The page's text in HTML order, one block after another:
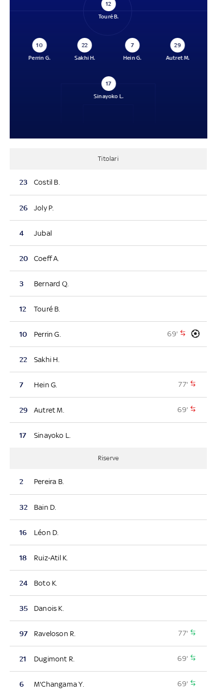
12
Touré B.
10
Perrin G.
22
Sakhi H.
7
Hein G.
29
Autret M.
17
Sinayoko L.
Titolari
23 Costil B.
26 Joly P.
4 Jubal
20 Coeff A.
3 Bernard Q.
12 Touré B.
10 Perrin G. 69'
22 Sakhi H.
7 Hein G. 77'
29 Autret M. 69'
17 Sinayoko L.
Riserve
2 Pereira B.
32 Bain D.
16 Léon D.
18 Ruiz-Atil K.
24 Boto K.
35 Danois K.
97 Raveloson R. 77'
21 Dugimont R. 69'
6 M'Changama Y. 69'